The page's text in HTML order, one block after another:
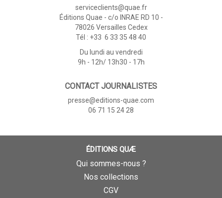
serviceclients@quae.fr
Éditions Quae - c/o INRAE RD 10 -
78026 Versailles Cedex
Tél : +33 6 33 35 48 40
Du lundi au vendredi
9h - 12h/ 13h30 - 17h
CONTACT JOURNALISTES
presse@editions-quae.com
06 71 15 24 28
ÉDITIONS QUÆ
Qui sommes-nous ?
Nos collections
CGV